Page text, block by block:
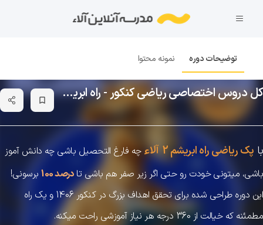
کل دروس اختصاصی ریاضی کنکور - راه ابریشم 2.0 bookmark_border
با پک ریاضی راه ابریشم 2 آلاءچه فارغ التحصیل باشی چه دانش آموز
باشی، میتونی خودت رو حتی اگر زیر صفر هم باشی تادرصد 100
برسونی!
این دوره طراحی شده برای تحقق اهداف بزرگ در کنکور 1406 و یک راه
مطمئنه که خیالت از 360 درجه هر نیاز آموزشی راحت میکنه.
توضیحات دوره نمونه محتوا